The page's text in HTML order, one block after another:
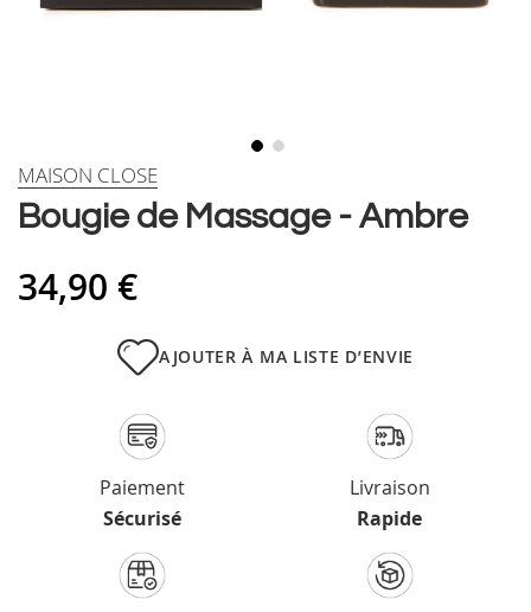
Skip
the
the
Bougie de Massage - Ambre
MAISON CLOSE
34,90 €
AJOUTER À MA LISTE D’ENVIE
Paiement
Sécurisé
Livraison
Rapide